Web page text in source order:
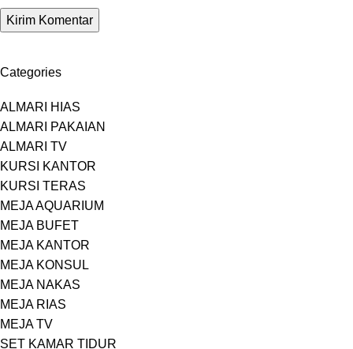
Categories
ALMARI HIAS
ALMARI PAKAIAN
ALMARI TV
KURSI KANTOR
KURSI TERAS
MEJA AQUARIUM
MEJA BUFET
MEJA KANTOR
MEJA KONSUL
MEJA NAKAS
MEJA RIAS
MEJA TV
SET KAMAR TIDUR